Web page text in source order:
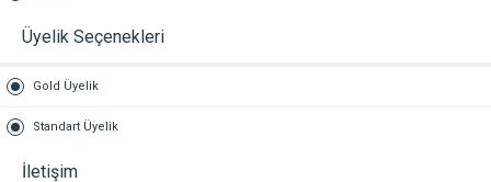
Üyelik Seçenekleri
Gold Üyelik
Standart Üyelik
İletişim